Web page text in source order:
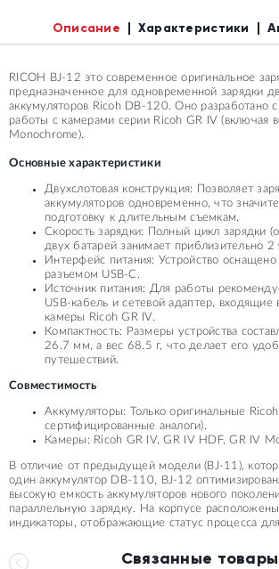
Описание Характеристики
RICOH BJ-12 это современное оригинальное
предназначенное для одновременной зарядки
аккумуляторов Ricoh DB-120. Оно разработано
работы с камерами серии Ricoh GR IV (включая
Monochrome).
Основные характеристики
Двухслотовая конструкция: Позволяет
аккумуляторов одновременно, что
подготовку к длительным съемкам.
Скорость зарядки: Полный цикл зарядки
двух батарей занимает приблизительно 2
Интерфейс питания: Устройство
разъемом USB-C.
Источник питания: Для работы
USB-кабель и сетевой адаптер, входящие
камеры Ricoh GR IV.
Компактность: Размеры устройства
26.7 мм, а вес 68.5 г, что делает его
путешествий.
Совместимость
Аккумуляторы: Только оригинальные
сертифицированные аналоги).
Камеры: Ricoh GR IV, GR IV HDF, GR IV
В отличие от предыдущей модели (BJ-11),
один аккумулятор DB-110, BJ-12
высокую емкость аккумуляторов нового
параллельную зарядку. На корпусе
индикаторы, отображающие статус процесса
Связанные товары